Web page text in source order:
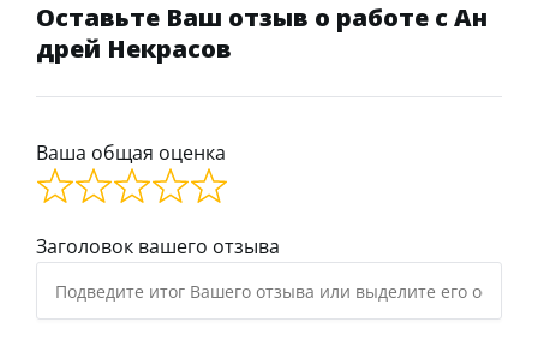
Оставьте Ваш отзыв о работе с Ан
дрей Некрасов
Ваша общая оценка
Заголовок вашего отзыва